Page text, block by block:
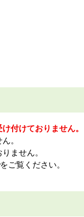
付けておりません。
。
ません。
をご覧ください。